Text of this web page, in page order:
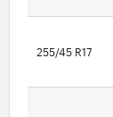
255/45 R17